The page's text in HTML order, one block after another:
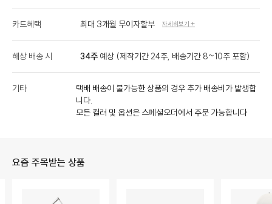
카드혜택 최대 3개월 무이자할부 자세히보기 +
해상 배송 시 34주 예상 (제작기간 24주, 배송기간 8~10주 포함)
기타
택배 배송이 불가능한 상품의 경우 추가 배송비가 발생합
니다.
모든 컬러 및 옵션은 스페셜오더에서 주문 가능합니다
요즘 주목받는 상품